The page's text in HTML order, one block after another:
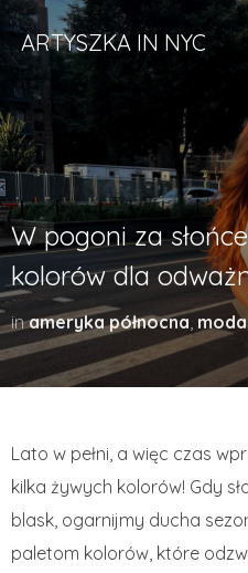
ARTYSZKA IN NYC
W pogoni za
kolorów dla
inameryka północna, moda
Lato w pełni, a więc czas
kilka żywych kolorów! Gdy
blask, ogarnijmy ducha
paletom kolorów, które